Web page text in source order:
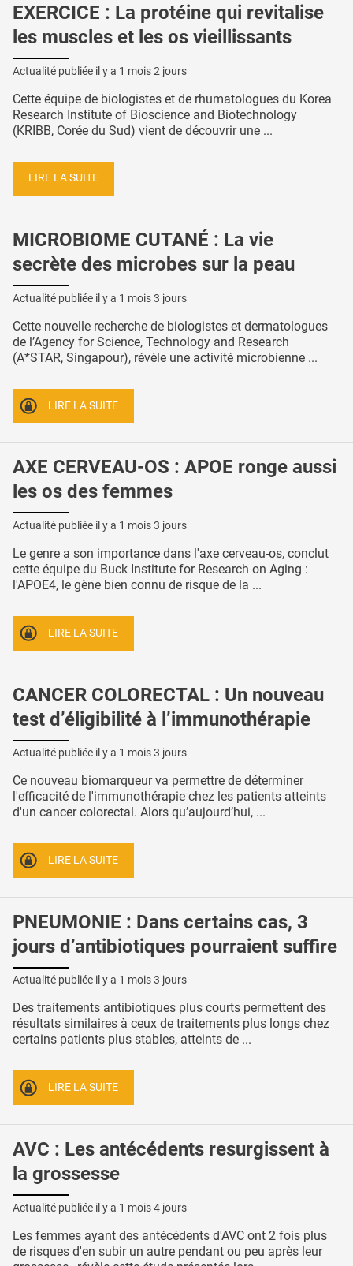
EXERCICE : La protéine qui revitalise
les muscles et les os vieillissants
Actualité publiée il y a 1 mois 2 jours
Cette équipe de biologistes et de rhumatologues du Korea
Research Institute of Bioscience and Biotechnology
(KRIBB, Corée du Sud) vient de découvrir une ...
LIRE LA SUITE
MICROBIOME CUTANÉ : La vie
secrète des microbes sur la peau
Actualité publiée il y a 1 mois 3 jours
Cette nouvelle recherche de biologistes et dermatologues
de l’Agency for Science, Technology and Research
(A*STAR, Singapour), révèle une activité microbienne ...
LIRE LA SUITE
AXE CERVEAU-OS : APOE ronge aussi
les os des femmes
Actualité publiée il y a 1 mois 3 jours
Le genre a son importance dans l'axe cerveau-os, conclut
cette équipe du Buck Institute for Research on Aging :
l'APOE4, le gène bien connu de risque de la ...
LIRE LA SUITE
CANCER COLORECTAL : Un nouveau
test d’éligibilité à l’immunothérapie
Actualité publiée il y a 1 mois 3 jours
Ce nouveau biomarqueur va permettre de déterminer
l'efficacité de l'immunothérapie chez les patients atteints
d'un cancer colorectal. Alors qu’aujourd’hui, ...
LIRE LA SUITE
PNEUMONIE : Dans certains cas, 3
jours d’antibiotiques pourraient suffire
Actualité publiée il y a 1 mois 3 jours
Des traitements antibiotiques plus courts permettent des
résultats similaires à ceux de traitements plus longs chez
certains patients plus stables, atteints de ...
LIRE LA SUITE
AVC : Les antécédents resurgissent à
la grossesse
Actualité publiée il y a 1 mois 4 jours
Les femmes ayant des antécédents d'AVC ont 2 fois plus
de risques d'en subir un autre pendant ou peu après leur